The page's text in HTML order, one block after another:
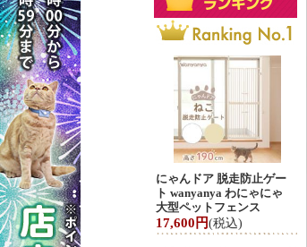
にゃんドア 脱走防止ゲー
ト wanyanya わにゃにゃ
大型ペットフェンス
17,600円(税込)